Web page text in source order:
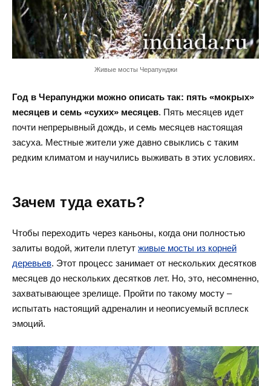
Живые мосты Черапунджи
Год в Черапунджи можно описать так: пять «мокрых»
месяцев и семь «сухих» месяцев. Пять месяцев идет
почти непрерывный дождь, и семь месяцев настоящая
засуха. Местные жители уже давно свыклись с таким
редким климатом и научились выживать в этих условиях.
Зачем туда ехать?
Чтобы переходить через каньоны, когда они полностью
залиты водой, жители плетут живые мосты из корней
деревьев. Этот процесс занимает от нескольких десятков
месяцев до нескольких десятков лет. Но, это, несомненно,
захватывающее зрелище. Пройти по такому мосту –
испытать настоящий адреналин и неописуемый всплеск
эмоций.